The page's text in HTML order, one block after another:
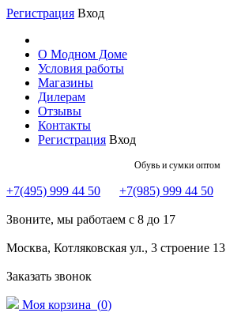
Регистрация Вход
О Модном Доме
Условия работы
Магазины
Дилерам
Отзывы
Контакты
Регистрация Вход
Обувь и сумки оптом
+7(495) 999 44 50 +7(985) 999 44 50
Звоните, мы работаем с 8 до 17
Москва, Котляковская ул., 3 строение 13
Заказать звонок
Моя корзина (0)